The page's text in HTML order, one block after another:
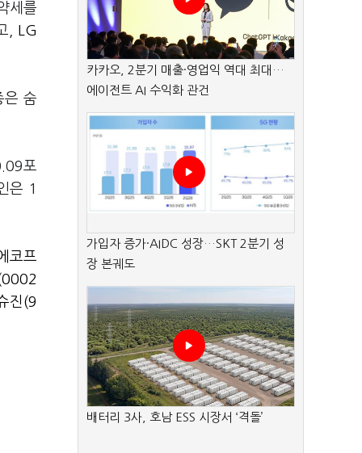
세를
,
LG
은 숨
포
은 1
코프
진(9
카카오, 2분기 매출·영업익 역대 최대…
에이전트 AI 수익화 관건
가입자 증가·AIDC 성장…SKT 2분기 성
장 본궤도
배터리 3사, 호남 ESS 시장서 ‘격돌’